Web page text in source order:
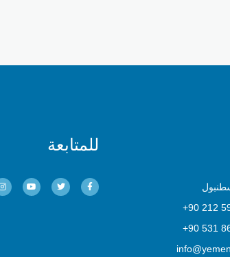
للمتابعة